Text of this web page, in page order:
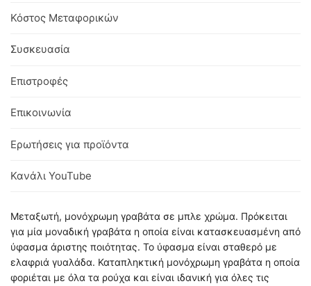
Κόστος Μεταφορικών
Συσκευασία
Επιστροφές
Επικοινωνία
Ερωτήσεις για προϊόντα
Κανάλι YouTube
Μεταξωτή, μονόχρωμη γραβάτα σε μπλε χρώμα. Πρόκειται
για μία μοναδική γραβάτα η οποία είναι κατασκευασμένη από
ύφασμα άριστης ποιότητας. Το ύφασμα είναι σταθερό με
ελαφριά γυαλάδα. Καταπληκτική μονόχρωμη γραβάτα η οποία
φοριέται με όλα τα ρούχα και είναι ιδανική για όλες τις